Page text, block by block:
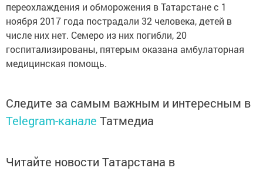
переохлаждения и обморожения в Татарстане с 1
ноября 2017 года пострадали 32 человека, детей в
числе них нет. Семеро из них погибли, 20
госпитализированы, пятерым оказана амбулаторная
медицинская помощь.
Следите за самым важным и интересным в
Telegram-канале Татмедиа
Читайте новости Татарстана в